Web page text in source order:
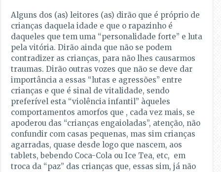
Alguns dos (as) leitores (as) dirão que é próprio de
crianças daquela idade e que o rapazinho é
daqueles que tem uma “personalidade forte” e luta
pela vitória. Dirão ainda que não se podem
contradizer as crianças, para não lhes causarmos
traumas. Dirão outras vozes que não se deve dar
importância a essas “lutas e agressões” entre
crianças e que é sinal de vitalidade, sendo
preferível esta “violência infantil” àqueles
comportamentos amorfos que , cada vez mais, se
apoderou das “crianças engaioladas”, atenção, não
confundir com casas pequenas, mas sim crianças
agarradas, quase desde logo que nascem, aos
tablets, bebendo Coca-Cola ou Ice Tea, etc, em
troca da “paz” das crianças que, essas sim, já não